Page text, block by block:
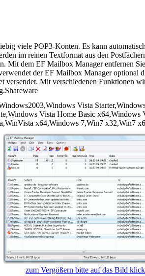
viele POP3-Konten. Es kann
im reinen Textformat aus den
Mit dem EF Mailbox Manager entfernen
der EF Mailbox Manager optional
versendet. Mit verschiedenen Funktionen
Vista
Vista Home Basic
x64,Windows 7,Win7 x32,Win7
zum Vergößern bitte auf das Bild